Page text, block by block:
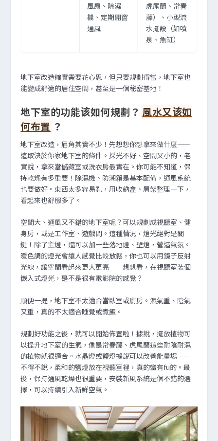
風扇、除濕
機、定期開窗
通風
虎尾蘭、常春
藤）、小型流
水擺設（如噴
泉、魚缸）
地下室改造確實需要花心思，但只要規劃得當，地下室也
能變成舒適的居住空間，甚至是一個秘密基地！
地下室的功能该如何規劃？ 風水又该如
何布置 ？
地下室改造，眉角其實不少！先想想你想拿來做什麼——
這取決於你家地下室的條件。採光不好、空間又小的，老
實說，拿來當儲藏室或洗衣房最實在。你可能不知道，保
持乾燥有多重要！除濕機、防潮箱是基本配備，通風系統
也要做好。東西太多容易亂，用收納盒、層架整理一下，
看起來也舒服多了。
空間大、通風又不錯的地下室呢？可以規劃成視聽室、健
身房，或是工作室、遊戲間。這種情況，燈光絕對是關
鍵！除了主燈，還可以加一些落地燈、壁燈，營造氣氛。
暖色調的燈光會讓人感覺比較放鬆，你也可以用鏡子反射
光線，讓空間看起來更大更亮——想想看，在視聽室裝個
嵌入式燈光，是不是很有電影院的感覺？
順便一提，地下室不太適合當臥室或廚房。濕氣重、陰氣
又重，真的不太適合睡覺或煮飯。
規劃好功能之後，就可以開始佈置啦！據說，擺放植物可
以提升地下室的生氣，像是常春藤、虎尾蘭這些耐陰耐濕
的植物就很適合。水晶燈或鹽燈據說可以改善能量場——
不得不說，柔和的鹽燈放在視聽室裡，真的蠻有fu的。最
後，保持通風乾燥也很重要，安裝新風系統是個不錯的選
擇，可以持續引入新鮮空氣。